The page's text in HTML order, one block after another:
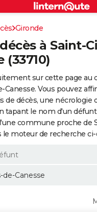
2026
par ville
Gironde
à Saint-
(33710)
sur cette page au
Canesse. Vous pouvez
de décès, une nécrologie
tapant le nom d'un
commune proche de
le moteur de recherche ci-